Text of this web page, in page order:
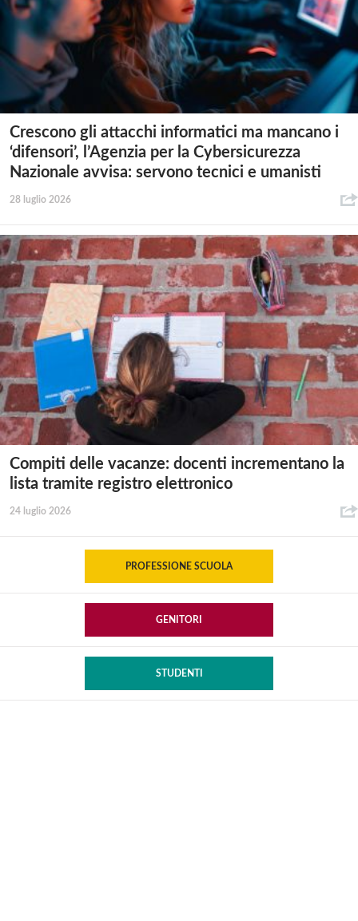
Crescono gli attacchi informatici ma mancano i
‘difensori’, l’Agenzia per la Cybersicurezza
Nazionale avvisa: servono tecnici e umanisti
28 luglio 2026
Compiti delle vacanze: docenti incrementano la
lista tramite registro elettronico
24 luglio 2026
PROFESSIONE SCUOLA
GENITORI
STUDENTI